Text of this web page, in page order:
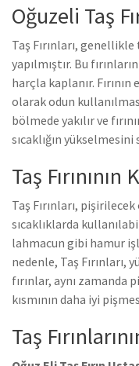
Oğuzeli Taş
Taş Fırınları,
yapılmıştır. Bu
harçla kaplanır.
olarak odun
bölmede yakılır ve
sıcaklığın yükselmesini
Taş Fırınının
Taş Fırınları,
sıcaklıklarda
lahmacun gibi hamur
nedenle, Taş Fırınları,
fırınlar, aynı zamanda
kısmının daha iyi
Taş